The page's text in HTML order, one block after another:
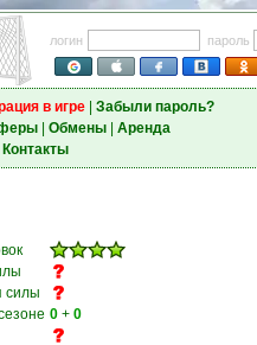
логин
пароль
в игре| Забыли пароль?
| Обмены| Аренда
Контакты
силы
0 + 0